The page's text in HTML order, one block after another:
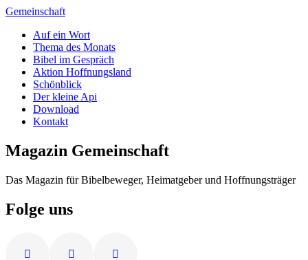
Zum
springen
Gemeinschaft
Auf ein Wort
Thema des Monats
Bibel im Gespräch
Aktion Hoffnungsland
Schönblick
Der kleine Api
Download
Kontakt
Magazin Gemeinschaft
Das Magazin für Bibelbeweger, Heimatgeber und Hoffnungsträger
Folge uns